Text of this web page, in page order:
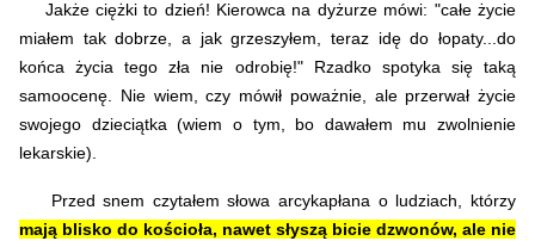
Jakże ciężki to dzień! Kierowca na dyżurze mówi: "całe życie
miałem tak dobrze, a jak grzeszyłem, teraz idę do łopaty...do
końca życia tego zła nie odrobię!" Rzadko spotyka się taką
samoocenę. Nie wiem, czy mówił poważnie, ale przerwał życie
swojego dzieciątka (wiem o tym, bo dawałem mu zwolnienie
lekarskie).
Przed snem czytałem słowa arcykapłana o ludziach, którzy
mają blisko do kościoła, nawet słyszą bicie dzwonów, ale nie